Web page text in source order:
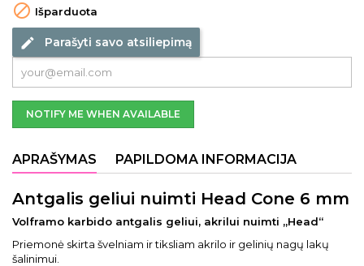
 Išparduota
edit Parašyti savo atsiliepimą
NOTIFY ME WHEN AVAILABLE
APRAŠYMAS PAPILDOMA INFORMACIJA
Antgalis geliui nuimti Head Cone 6 mm
Volframo karbido antgalis geliui, akrilui nuimti „Head“
Priemonė skirta švelniam ir tiksliam akrilo ir gelinių nagų lakų
šalinimui.